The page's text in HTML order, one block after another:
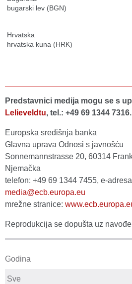
bugarski lev (BGN)
Hrvatska
hrvatska kuna (HRK)
Predstavnici medija mogu se s
Lelieveldtu, tel.: +49 69 1344 7316.
Europska središnja banka
Glavna uprava Odnosi s javnošću
Sonnemannstrasse 20, 60314
Njemačka
telefon: +49 69 1344 7455, e-
media@ecb.europa.eu
mrežne stranice:
Reprodukcija se dopušta uz
Godina